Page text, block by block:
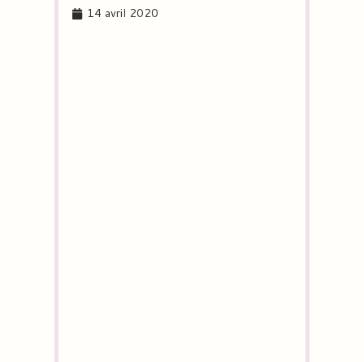
14 avril 2020